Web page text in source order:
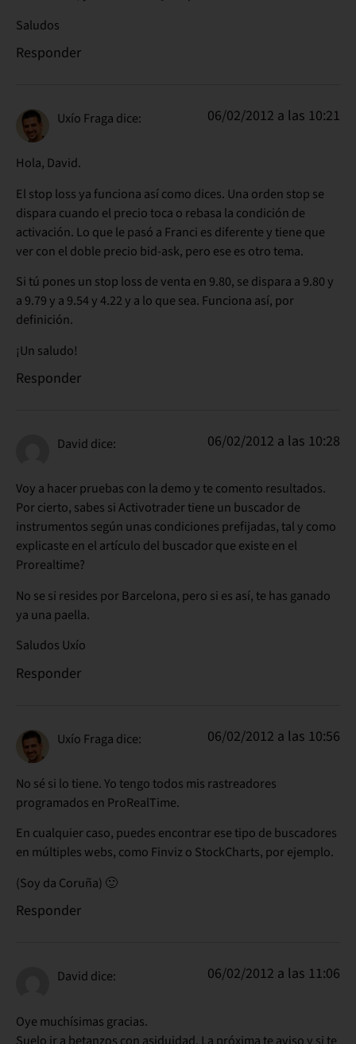
Saludos
Responder
Uxío Fraga dice: 06/02/2012 a las 10:21
Hola, David.
El stop loss ya funciona así como dices. Una orden stop se
dispara cuando el precio toca o rebasa la condición de
activación. Lo que le pasó a Franci es diferente y tiene que
ver con el doble precio bid-ask, pero ese es otro tema.
Si tú pones un stop loss de venta en 9.80, se dispara a 9.80 y
a 9.79 y a 9.54 y 4.22 y a lo que sea. Funciona así, por
definición.
¡Un saludo!
Responder
David dice: 06/02/2012 a las 10:28
Voy a hacer pruebas con la demo y te comento resultados.
Por cierto, sabes si Activotrader tiene un buscador de
instrumentos según unas condiciones prefijadas, tal y como
explicaste en el artículo del buscador que existe en el
Prorealtime?
No se si resides por Barcelona, pero si es así, te has ganado
ya una paella.
Saludos Uxío
Responder
Uxío Fraga dice: 06/02/2012 a las 10:56
No sé si lo tiene. Yo tengo todos mis rastreadores
programados en ProRealTime.
En cualquier caso, puedes encontrar ese tipo de buscadores
en múltiples webs, como Finviz o StockCharts, por ejemplo.
(Soy da Coruña) 🙂
Responder
David dice: 06/02/2012 a las 11:06
Oye muchísimas gracias.
Suelo ir a betanzos con asiduidad. La próxima te aviso y si te